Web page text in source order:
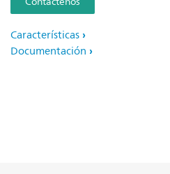
Características
Documentación